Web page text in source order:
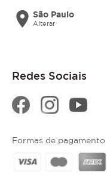
location_on São Paulo
Alterar
Redes Sociais
Formas de pagamento